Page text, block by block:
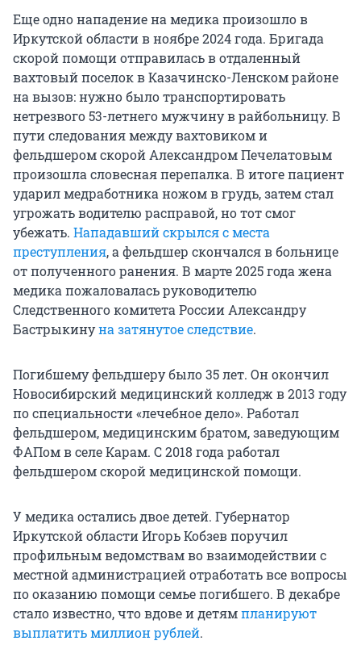
Еще одно нападение на медика произошло в
Иркутской области в ноябре 2024 года. Бригада
скорой помощи отправилась в отдаленный
вахтовый поселок в Казачинско-Ленском районе
на вызов: нужно было транспортировать
нетрезвого53-летнегомужчину в райбольницу. В
пути следования между вахтовиком и
фельдшером скорой Александром Печелатовым
произошла словесная перепалка. В итоге пациент
ударил медработника ножом в грудь, затем стал
угрожать водителю расправой, но тот смог
убежать. Нападавший скрылся с места
преступления, а фельдшер скончался в больнице
от полученного ранения. В марте 2025 года жена
медика пожаловалась руководителю
Следственного комитета России Александру
Бастрыкинуна затянутое следствие.
Погибшему фельдшеру было35 лет. Он окончил
Новосибирский медицинский колледж в 2013 году
по специальности «лечебное дело». Работал
фельдшером, медицинским братом, заведующим
ФАПом в селе Карам. С 2018 года работал
фельдшером скорой медицинской помощи.
У медика остались двое детей. Губернатор
Иркутской области Игорь Кобзев поручил
профильным ведомствам во взаимодействии с
местной администрацией отработать все вопросы
по оказанию помощи семье погибшего. В декабре
стало известно, что вдове и детямпланируют
выплатить миллион рублей.